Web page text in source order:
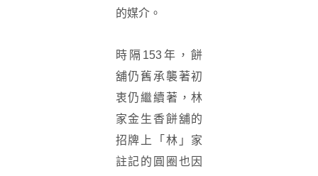
的媒介。
時隔153年，餅
舖仍舊承襲著初
衷仍繼續著，林
家金生香餅舖的
招牌上「林」家
註記的圓圈也因